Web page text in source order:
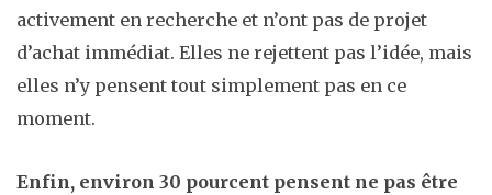
activement en recherche et n’ont pas de projet
d’achat immédiat. Elles ne rejettent pas l’idée, mais
elles n’y pensent tout simplement pas en ce
moment.
Enfin, environ 30 pourcent pensent ne pas être